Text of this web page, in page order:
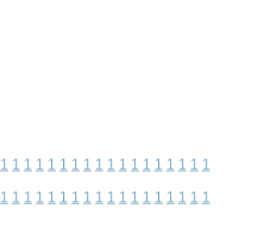
1 1 1 1 1 1 1 1 1 1 1 1 1 1 1 1 1 1
1 1 1 1 1 1 1 1 1 1 1 1 1 1 1 1 1 1